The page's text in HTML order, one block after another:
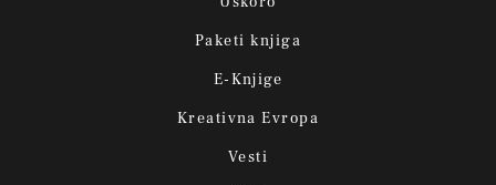
Paketi knjiga
E-Knjige
Kreativna Evropa
Vesti